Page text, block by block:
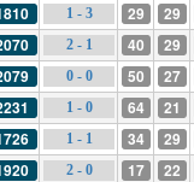
1 - 3 29 29
2 - 1 40 29
0 - 0 50 27
1 - 0 64 21
1 - 1 34 29
2 - 0 17 22